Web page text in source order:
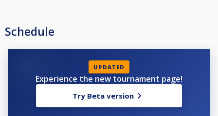
Schedule
UPDATED
Experience the new tournament page!
Try Beta version